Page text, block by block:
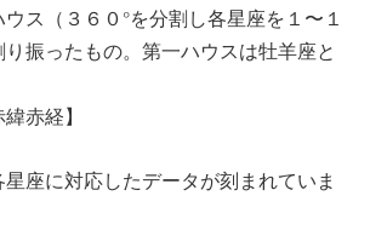
ス（３６０°を分割し各星座を１〜１
り振ったもの。第一ハウスは牡羊座と
赤経】
座に対応したデータが刻まれていま